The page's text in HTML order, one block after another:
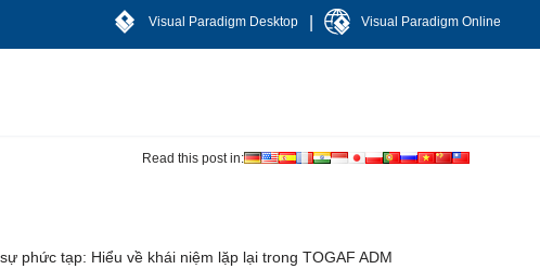
Visual Paradigm Desktop Visual Paradigm Online
Read this post in:
phức tạp: Hiểu về khái niệm lặp lại trong TOGAF ADM